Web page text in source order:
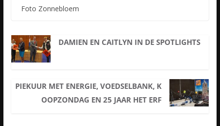
Foto Zonnebloem
DAMIEN EN CAITLYN IN DE SPOTLIGHTS
PIEKUUR MET ENERGIE, VOEDSELBANK, K
OOPZONDAG EN 25 JAAR HET ERF